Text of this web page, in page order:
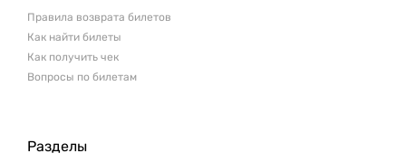
Правила возврата билетов
Как найти билеты
Как получить чек
Вопросы по билетам
Разделы